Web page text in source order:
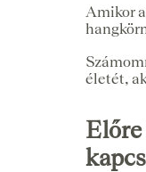
Amikor
életét,
Előre